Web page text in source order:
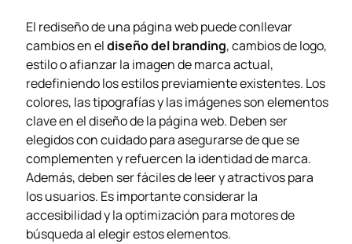
El rediseño de una página web puede conllevar
cambios en eldiseño delbranding, cambios de logo,
estilo o afianzar la imagen de marca actual,
redefiniendo los estilos previamiente existentes. Los
colores, las tipografías y las imágenes son elementos
clave en el diseño de la página web. Deben ser
elegidos con cuidado para asegurarse de que se
complementen y refuercen la identidad de marca.
Además, deben ser fáciles de leer y atractivos para
los usuarios. Es importante considerar la
accesibilidad y la optimización para motores de
búsqueda al elegir estos elementos.